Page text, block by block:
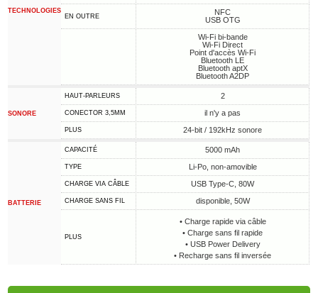
TECHNOLOGIES
EN OUTRE
NFC
USB OTG
Wi-Fi bi-bande
Wi-Fi Direct
Point d'accès Wi-Fi
Bluetooth LE
Bluetooth aptX
Bluetooth A2DP
SONORE
HAUT-PARLEURS 2
CONECTOR 3,5MM il n'y a pas
PLUS 24-bit / 192kHz sonore
BATTERIE
CAPACITÉ 5000 mAh
TYPE Li-Po, non-amovible
CHARGE VIA CÂBLE USB Type-C, 80W
CHARGE SANS FIL disponible, 50W
PLUS
• Charge rapide via câble
• Charge sans fil rapide
• USB Power Delivery
• Recharge sans fil inversée